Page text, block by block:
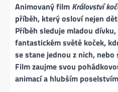
Animovaný film Království
příběh, který osloví nejen
Příběh sleduje mladou
fantastickém světě koček,
se stane jednou z nich,
Film zaujme svou
animací a hlubším